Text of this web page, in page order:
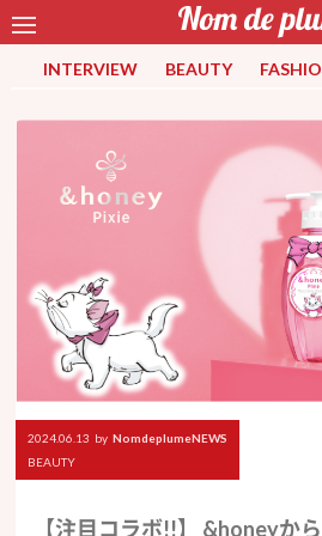
INTERVIEW BEAUTY
2024.06.13 by NomdeplumeNEWS
BEAUTY
【注目コラボ!!】 &honeyか